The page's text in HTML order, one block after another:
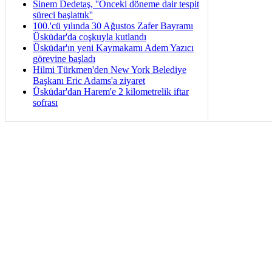
Sinem Dedetaş, ''Önceki döneme dair tespit
süreci başlattık''
100.'cü yılında 30 Ağustos Zafer Bayramı
Üsküdar'da coşkuyla kutlandı
Üsküdar'ın yeni Kaymakamı Adem Yazıcı
görevine başladı
Hilmi Türkmen'den New York Belediye
Başkanı Eric Adams'a ziyaret
Üsküdar'dan Harem'e 2 kilometrelik iftar
sofrası